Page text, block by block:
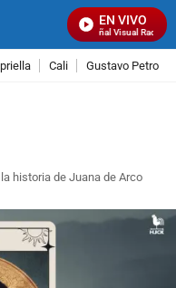
EN VIVO
Señal Visual Radio
Cali Gustavo Petro
historia de Juana de Arco